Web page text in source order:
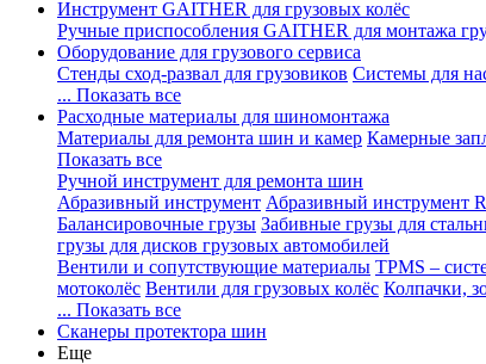
Инструмент GAITHER для грузовых колёс
Ручные приспособления GAITHER для монтажа
Оборудование для грузового сервиса
Стенды сход-развал для грузовиков Системы для
... Показать все
Расходные материалы для шиномонтажа
Материалы для ремонта шин и камер Камерные
Показать все
Ручной инструмент для ремонта шин
Абразивный инструмент Абразивный инструмент
Балансировочные грузы Забивные грузы для
грузы для дисков грузовых автомобилей
Вентили и сопутствующие материалы TPMS –
мотоколёс Вентили для грузовых колёс Колпачки,
... Показать все
Сканеры протектора шин
Еще